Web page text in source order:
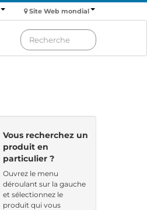
Site Web mondial
Vous recherchez un
produit en
particulier ?
Ouvrez le menu
déroulant sur la gauche
et sélectionnez le
produit qui vous